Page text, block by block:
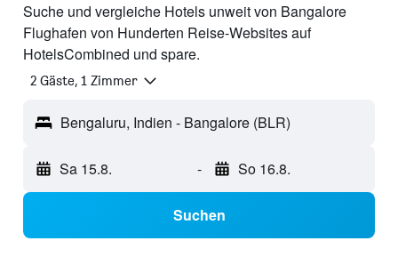
Suche und vergleiche Hotels unweit von Bangalore
Flughafen von Hunderten Reise-Websites auf
HotelsCombined und spare.
2 Gäste, 1 Zimmer
Bengaluru, Indien - Bangalore (BLR)
Sa 15.8. - So 16.8.
Suchen